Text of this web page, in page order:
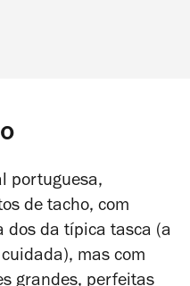
portuguesa,
de tacho, com
dos da típica tasca (a
mas com
grandes, perfeitas